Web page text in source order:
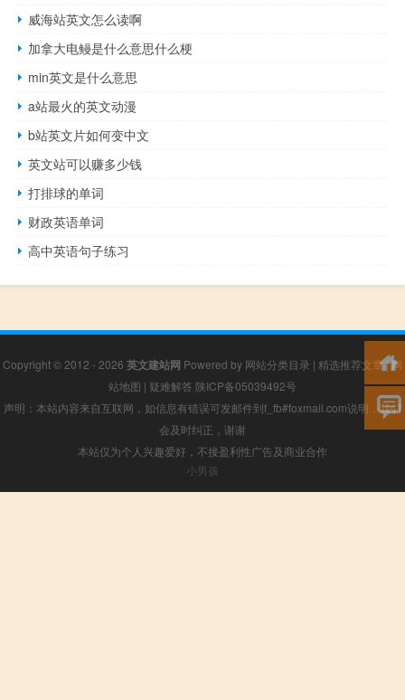
威海站英文怎么读啊
加拿大电鳗是什么意思什么梗
min英文是什么意思
a站最火的英文动漫
b站英文片如何变中文
英文站可以赚多少钱
打排球的单词
财政英语单词
高中英语句子练习
Copyright © 2012 - 2026 英文建站网 Powered by 网站分类目录 | 精选推荐文章|网
站地图 | 疑难解答 陕ICP备05039492号
声明：本站内容来自互联网，如信息有错误可发邮件到f_fb#foxmail.com说明，我们
会及时纠正，谢谢
本站仅为个人兴趣爱好，不接盈利性广告及商业合作
小男孩